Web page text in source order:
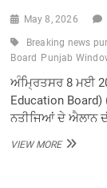
May 8, 2026
Breaking news
Board
Punjab
ਅੰਮ੍ਰਿਤਸਰ 8 ਮਈ
Education
ਨਤੀਜਿਆਂ ਦੇ ਐਲਾਨ
VIEW MOREPSEB